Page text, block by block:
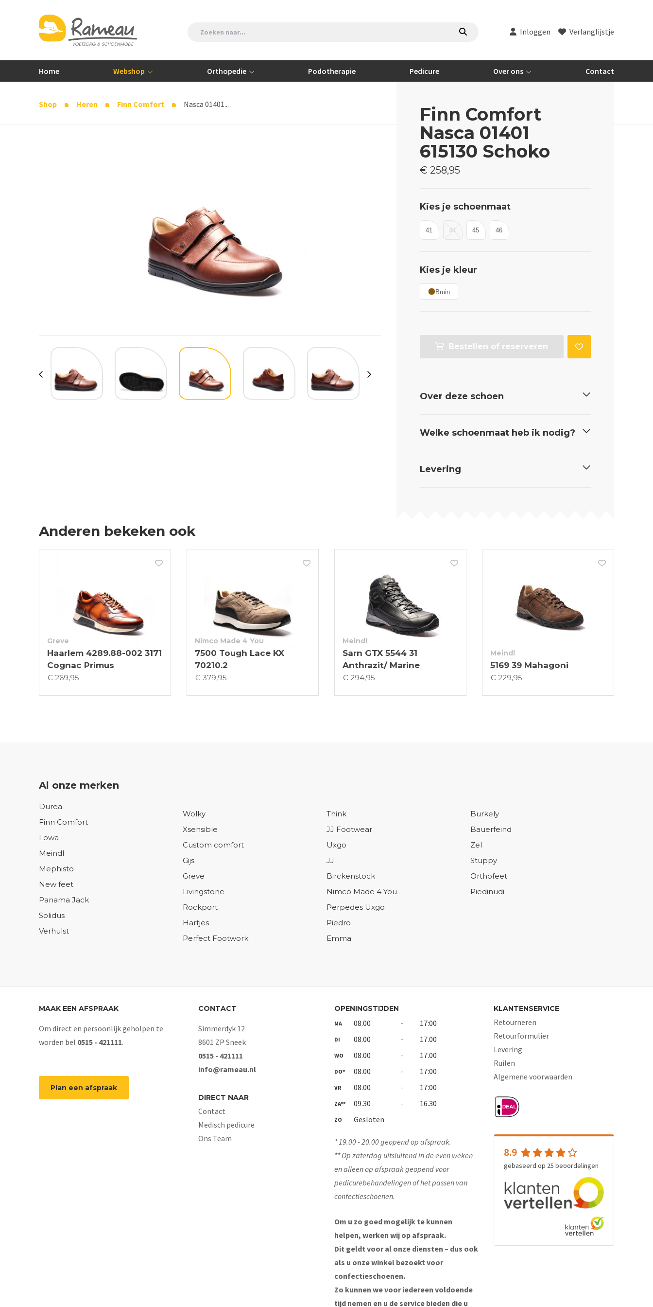
Inloggen Verlanglijstje
Home Webshop Orthopedie Podotherapie Pedicure Over ons Contact
Shop Heren Finn Comfort Nasca 01401...
Finn Comfort
Nasca 01401
615130 Schoko
€ 258,95
Kies je schoenmaat
41 44 45 46
Kies je kleur
Bruin
Bestellen of reserveren
Over deze schoen
Welke schoenmaat heb ik nodig?
Levering
Anderen bekeken ook
Greve
Haarlem 4289.88-002 3171
Cognac Primus
€ 269,95
Nimco Made 4 You
7500 Tough Lace KX
70210.2
€ 379,95
Meindl
Sarn GTX 5544 31
Anthrazit/ Marine
€ 294,95
Meindl
5169 39 Mahagoni
€ 229,95
Al onze merken
Durea
Finn Comfort
Lowa
Meindl
Mephisto
New feet
Panama Jack
Solidus
Verhulst
Wolky
Xsensible
Custom comfort
Gijs
Greve
Livingstone
Rockport
Hartjes
Perfect Footwork
Think
JJ Footwear
Uxgo
JJ
Birckenstock
Nimco Made 4 You
Perpedes Uxgo
Piedro
Emma
Burkely
Bauerfeind
Zel
Stuppy
Orthofeet
Piedinudi
MAAK EEN AFSPRAAK
Om direct en persoonlijk geholpen te
worden bel 0515 - 421111.
Plan een afspraak
CONTACT
Simmerdyk 12
8601 ZP Sneek
0515 - 421111
info@rameau.nl
DIRECT NAAR
Contact
Medisch pedicure
Ons Team
OPENINGSTIJDEN
MA 08.00 - 17:00
DI 08.00 - 17.00
WO 08.00 - 17.00
DO* 08.00 - 17:00
VR 08.00 - 17:00
ZA** 09.30 - 16.30
ZO Gesloten
* 19.00 - 20.00 geopend op afspraak.
** Op zaterdag uitsluitend in de even weken
en alleen op afspraak geopend voor
pedicurebehandelingen of het passen van
confectieschoenen.
Om u zo goed mogelijk te kunnen
helpen, werken wij op afspraak.
Dit geldt voor al onze diensten – dus ook
als u onze winkel bezoekt voor
confectieschoenen.
Zo kunnen we voor iedereen voldoende
tijd nemen en u de service bieden die u
KLANTENSERVICE
Retourneren
Retourformulier
Levering
Ruilen
Algemene voorwaarden
8.9
gebaseerd op 25 beoordelingen